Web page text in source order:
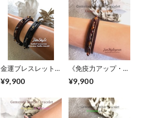
金運ブレスレット
越えて金運を呼び寄
ヘマタイト
¥9,900
《免疫力アップ・自
揮させたい方》琥
¥9,900